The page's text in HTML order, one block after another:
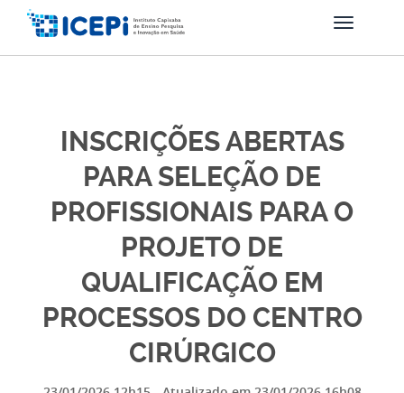
INSCRIÇÕES ABERTAS
PARA SELEÇÃO DE
PROFISSIONAIS PARA O
PROJETO DE
QUALIFICAÇÃO EM
PROCESSOS DO CENTRO
CIRÚRGICO